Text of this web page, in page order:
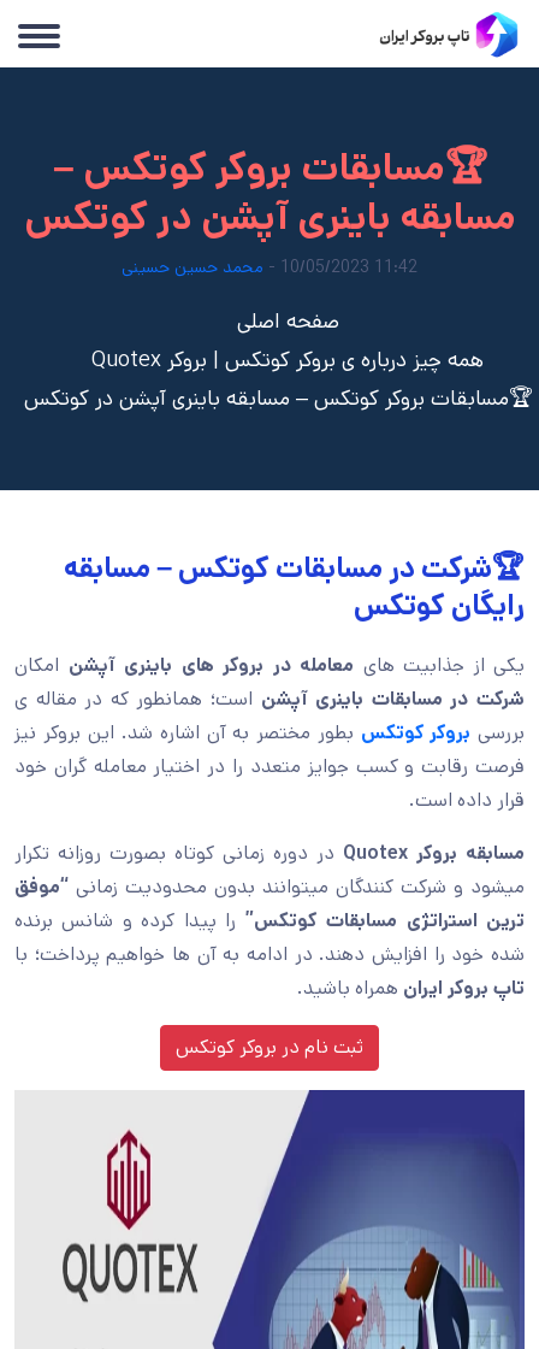
🏆مسابقات بروکر کوتکس –
مسابقه باینری آپشن در کوتکس
11:42 10/05/2023 - محمد حسین حسینی
صفحه اصلی
همه چیز درباره ی بروکر کوتکس | بروکر Quotex
🏆مسابقات بروکر کوتکس – مسابقه باینری آپشن در کوتکس
🏆شرکت در مسابقات کوتکس – مسابقه
رایگان کوتکس
یکی از جذابیت های معامله در بروکر های باینری آپشن امکان
شرکت در مسابقات باینری آپشن است؛ همانطور که در مقاله ی
بررسی بروکر کوتکس بطور مختصر به آن اشاره شد. این بروکر نیز
فرصت رقابت و کسب جوایز متعدد را در اختیار معامله گران خود
قرار داده است.
مسابقه بروکر Quotex در دوره زمانی کوتاه بصورت روزانه تکرار
میشود و شرکت کنندگان میتوانند بدون محدودیت زمانی “موفق
ترین استراتژی مسابقات کوتکس” را پیدا کرده و شانس برنده
شده خود را افزایش دهند. در ادامه به آن ها خواهیم پرداخت؛ با
تاپ بروکر ایران همراه باشید.
ثبت نام در بروکر کوتکس